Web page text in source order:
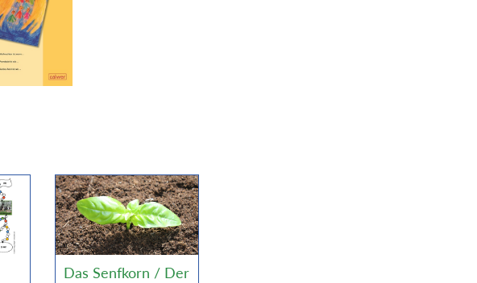
Das Senfkorn / Der